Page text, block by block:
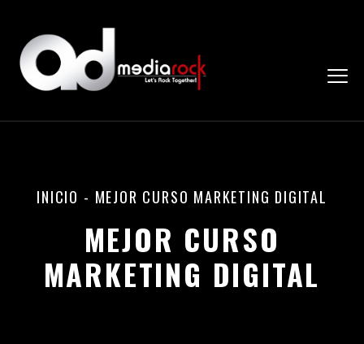
INICIO - MEJOR CURSO MARKETING DIGITAL
MEJOR CURSO
MARKETING DIGITAL